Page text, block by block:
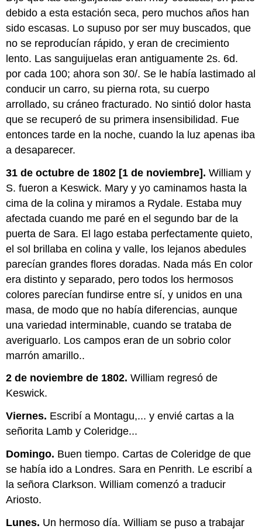
debido a esta estación seca, pero muchos años han
sido escasas. Lo supuso por ser muy buscados, que
no se reproducían rápido, y eran de crecimiento
lento. Las sanguijuelas eran antiguamente 2s. 6d.
por cada 100; ahora son 30/. Se le había lastimado al
conducir un carro, su pierna rota, su cuerpo
arrollado, su cráneo fracturado. No sintió dolor hasta
que se recuperó de su primera insensibilidad. Fue
entonces tarde en la noche, cuando la luz apenas iba
a desaparecer.
31 de octubre de 1802 [1 de noviembre].William y
S. fueron a Keswick. Mary y yo caminamos hasta la
cima de la colina y miramos a Rydale. Estaba muy
afectada cuando me paré en el segundo bar de la
puerta de Sara. El lago estaba perfectamente quieto,
el sol brillaba en colina y valle, los lejanos abedules
parecían grandes flores doradas. Nada más En color
era distinto y separado, pero todos los hermosos
colores parecían fundirse entre sí, y unidos en una
masa, de modo que no había diferencias, aunque
una variedad interminable, cuando se trataba de
averiguarlo. Los campos eran de un sobrio color
marrón amarillo..
2 de noviembre de 1802.William regresó de
Keswick.
Viernes. Escribí a Montagu,... y envié cartas a la
señorita Lamb y Coleridge...
Domingo. Buen tiempo. Cartas de Coleridge de que
se había ido a Londres. Sara en Penrith. Le escribí a
la señora Clarkson. William comenzó a traducir
Ariosto.
Lunes. Un hermoso día. William se puso a trabajar